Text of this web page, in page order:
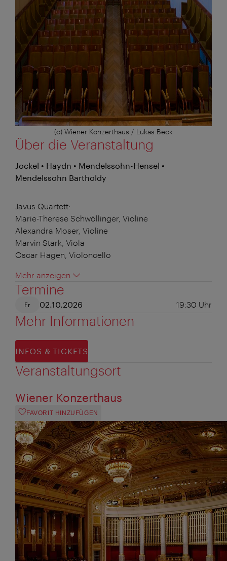
(c) Wiener Konzerthaus / Lukas Beck
Über die Veranstaltung
Jockel • Haydn • Mendelssohn-Hensel •
Mendelssohn Bartholdy
Javus Quartett:
Marie-Therese Schwöllinger, Violine
Alexandra Moser, Violine
Marvin Stark, Viola
Oscar Hagen, Violoncello
Mehr anzeigen
Termine
Fr 02.10.2026 19:30 Uhr
Mehr Informationen
INFOS & TICKETS
Veranstaltungsort
Wiener Konzerthaus
FAVORIT HINZUFÜGEN